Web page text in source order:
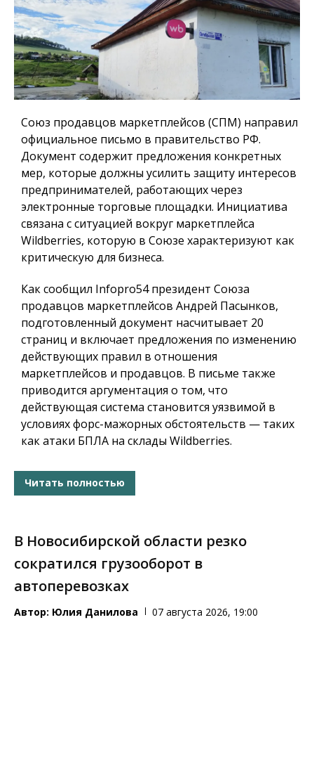
Союз продавцов маркетплейсов (СПМ) направил
официальное письмо в правительство РФ.
Документ содержит предложения конкретных
мер, которые должны усилить защиту интересов
предпринимателей, работающих через
электронные торговые площадки. Инициатива
связана с ситуацией вокруг маркетплейса
Wildberries, которую в Союзе характеризуют как
критическую для бизнеса.
Как сообщил Infopro54президент Союза
продавцов маркетплейсов Андрей Пасынков,
подготовленный документ насчитывает 20
страниц и включает предложения по изменению
действующих правил в отношения
маркетплейсов и продавцов. В письме также
приводится аргументация о том, что
действующая система становится уязвимой в
условиях форс-мажорных обстоятельств — таких
как атаки БПЛА на склады Wildberries.
Читать полностью
В Новосибирской области резко
сократился грузооборот в
автоперевозках
Автор: Юлия Данилова 07 августа 2026, 19:00